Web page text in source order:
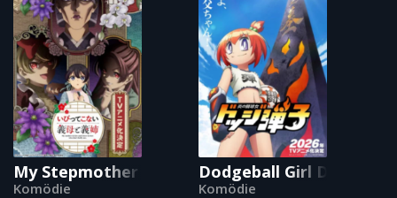
My Stepmother and Stepsisters Aren't Wicked
Komödie
Dodgeball Girl Danko
Komödie